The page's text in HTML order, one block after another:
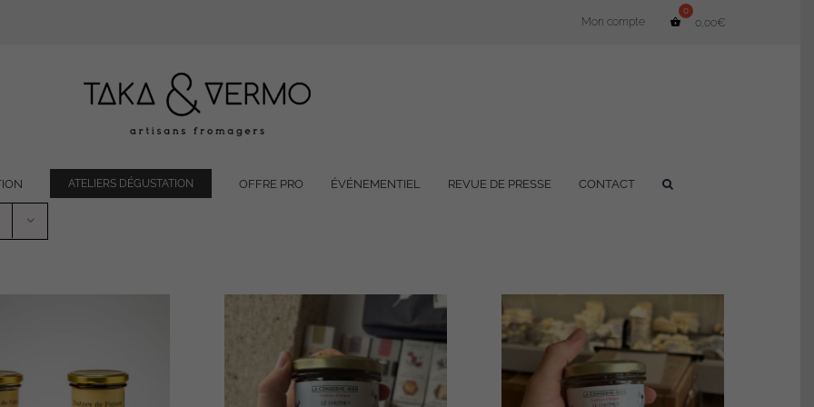
Mon compte 0,00€
ATELIERS DÉGUSTATION OFFRE PRO ÉVÉNEMENTIEL REVUE DE PRESSE CONTACT